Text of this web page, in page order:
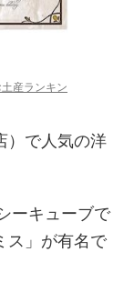
産ランキン
）で人気の洋
ーキューブで
ス」が有名で